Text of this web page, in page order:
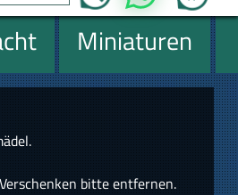
Miniaturen
bitte entfernen.